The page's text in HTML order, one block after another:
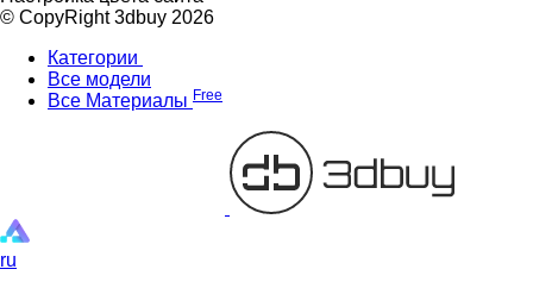
© CopyRight 3dbuy 2026
Категории
Все модели
Все Материалы Free
ru